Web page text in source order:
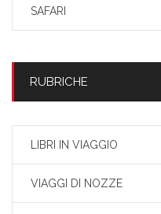
SAFARI
RUBRICHE
LIBRI IN VIAGGIO
VIAGGI DI NOZZE